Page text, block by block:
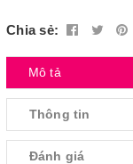
Chia sẻ:
Mô tả
Thông tin
Đánh giá